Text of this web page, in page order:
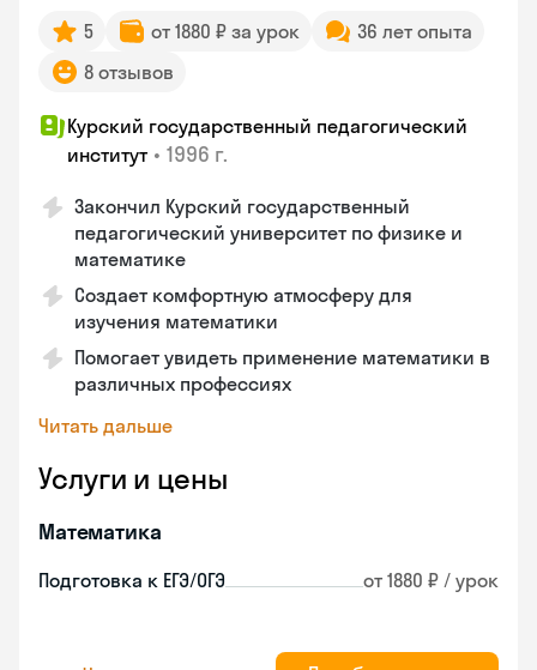
5 от 1880 ₽ за урок
36 лет опыта
8 отзывов
Курский государственный педагогический
институт • 1996 г.
Закончил Курский государственный
педагогический университет по физике и
математике
Создает комфортную атмосферу для
изучения математики
Помогает увидеть применение математики в
различных профессиях
Читать дальше
Услуги и цены
Математика
Подготовка к ЕГЭ/ОГЭ от 1880 ₽ / урок